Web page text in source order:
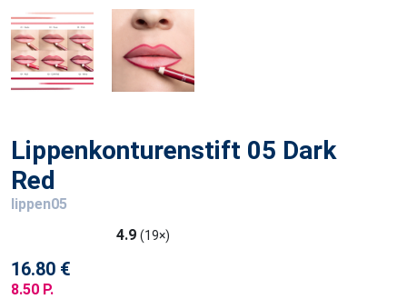
Lippenkonturenstift 05 Dark
Red
lippen05
4.9 (19×)
16.80 €
8.50 P.